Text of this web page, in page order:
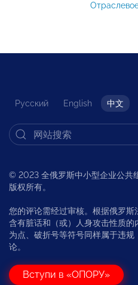
Русский English 中文
© 2023 全俄罗斯中小型企业公共
版权所有。
您的评论需经过审核。根据俄罗
含有脏话和（或）人身攻击性质
为点、破折号等符号同样属于违
论。
Вступи в «ОПОРУ»